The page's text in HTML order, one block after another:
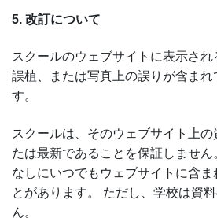
5. 改訂について
スクールのウェブサイトに表示され
誤植、または写真上の誤りが含まれ
す。
スクールは、そのウェブサイト上の
たは最新であることを保証しませ
なしにいつでもウェブサイトに含ま
とがあります。 ただし、学校は資
ん。